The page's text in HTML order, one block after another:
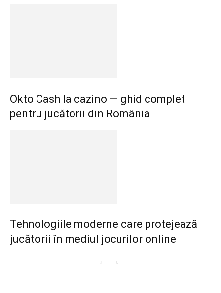
Okto Cash la cazino — ghid complet
pentru jucătorii din România
Tehnologiile moderne care protejează
jucătorii în mediul jocurilor online